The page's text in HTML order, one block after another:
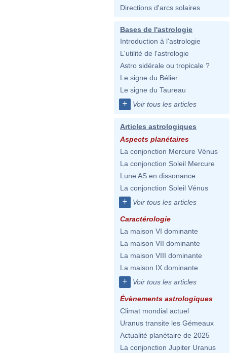
Directions d'arcs solaires
Bases de l'astrologie
Introduction à l'astrologie
L'utilité de l'astrologie
Astro sidérale ou tropicale ?
Le signe du Bélier
Le signe du Taureau
+ Voir tous les articles
Articles astrologiques
Aspects planétaires
La conjonction Mercure Vénus
La conjonction Soleil Mercure
Lune AS en dissonance
La conjonction Soleil Vénus
+ Voir tous les articles
Caractérologie
La maison VI dominante
La maison VII dominante
La maison VIII dominante
La maison IX dominante
+ Voir tous les articles
Évènements astrologiques
Climat mondial actuel
Uranus transite les Gémeaux
Actualité planétaire de 2025
La conjonction Jupiter Uranus